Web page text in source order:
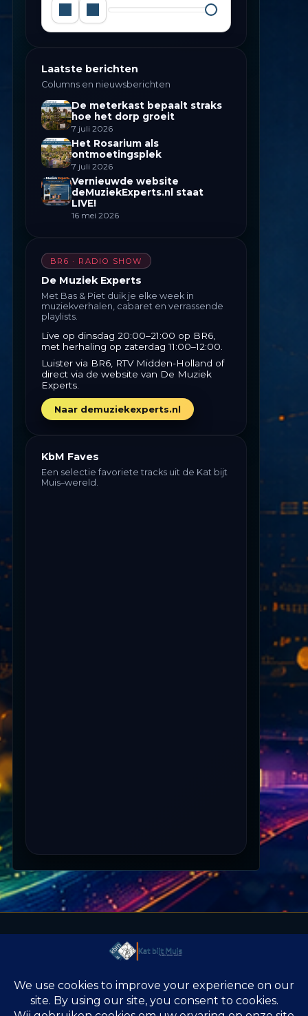
Laatste berichten
Columns en nieuwsberichten
De meterkast bepaalt straks
hoe het dorp groeit
7 juli 2026
Het Rosarium als
ontmoetingsplek
7 juli 2026
Vernieuwde website
deMuziekExperts.nl staat
LIVE!
16 mei 2026
BR6 · RADIO SHOW
De Muziek Experts
Met Bas & Piet duik je elke week in
muziekverhalen, cabaret en verrassende
playlists.
Live op dinsdag 20:00–21:00 op BR6,
met herhaling op zaterdag 11:00–12:00.
Luister via BR6, RTV Midden-Holland of
direct via de website van De Muziek
Experts.
Naar demuziekexperts.nl
KbM Faves
Een selectie favoriete tracks uit de Kat bijt
Muis–wereld.
KAT BIJT MUIS
RADIO, AUDIO, VORMGEVING
Wij helpen merken en media om hun verhaal krachtig over